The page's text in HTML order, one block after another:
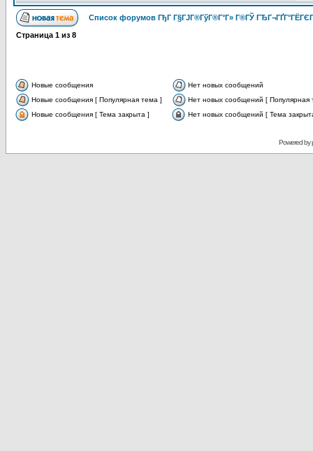
Список форумов ГђГ Г§ГЈГ®ГўГ®Г°Г» Г®ГЎ
Страница 1 из 8
Новые сообщения
Нет новых сообщений
Новые сообщения [ Популярная тема ]
Нет новых сообщений [ Популярная
Новые сообщения [ Тема закрыта ]
Нет новых сообщений [ Тема
Powered by